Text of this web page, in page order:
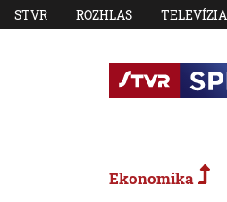
STVR ROZHLAS TELEVÍZIA
Ekonomika